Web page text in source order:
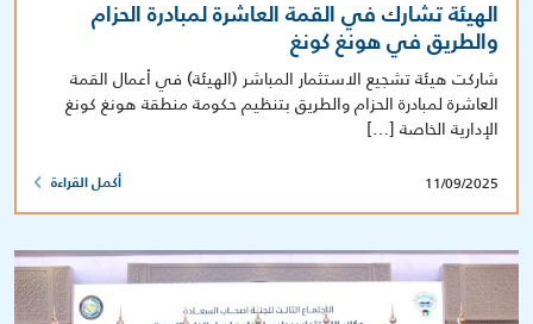
الهيئة تشارك في القمة العاشرة لمبادرة الحزام
والطريق في هونغ كونغ
شاركت هيئة تشجيع الاستثمار المباشر (الهيئة) في أعمال القمة
العاشرة لمبادرة الحزام والطريق بتنظيم حكومة منطقة هونغ كونغ
الإدارية الخاصة […]
11/09/2025 أكمل القراءة